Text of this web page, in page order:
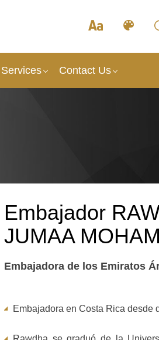
Services Contact Us
Embajador
JUMAA
Embajadora de los Emiratos
Embajadora en Costa Rica desde